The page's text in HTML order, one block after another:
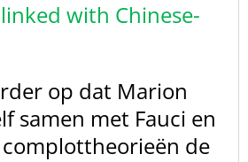
with Chinese-
op dat Marion
samen met Fauci en
de